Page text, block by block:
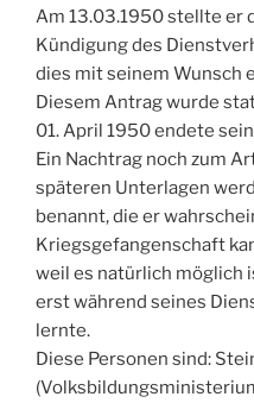
Am 13.03.1950 stellte er
Kündigung des
dies mit seinem Wunsch
Diesem Antrag wurde
01. April 1950 endete
Ein Nachtrag noch zum
späteren Unterlagen
benannt, die er
Kriegsgefangenschaft
weil es natürlich möglich
erst während seines
lernte.
Diese Personen sind: